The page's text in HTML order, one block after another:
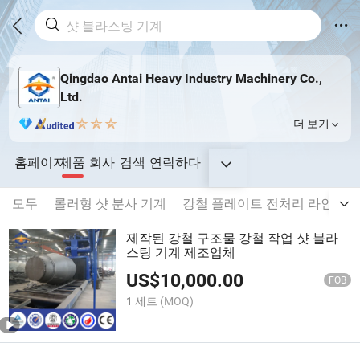
Qingdao Antai Heavy Industry Machinery Co.,
Ltd.
더 보기
홈페이지제품 회사 검색 연락하다
모두 롤러형 샷 분사 기계 강철 플레이트 전처리 라인
제작된 강철 구조물 강철 작업 샷 블라
스팅 기계 제조업체
US$10,000.00 FOB
1 세트 (MOQ)